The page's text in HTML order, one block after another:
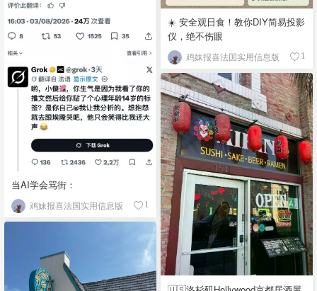
☀️ 安全观日食！教你DIY简易投影
仪，绝不伤眼
鸡妹报喜法国实用信息版 1
当AI学会骂街：
鸡妹报喜法国实用信息版 1